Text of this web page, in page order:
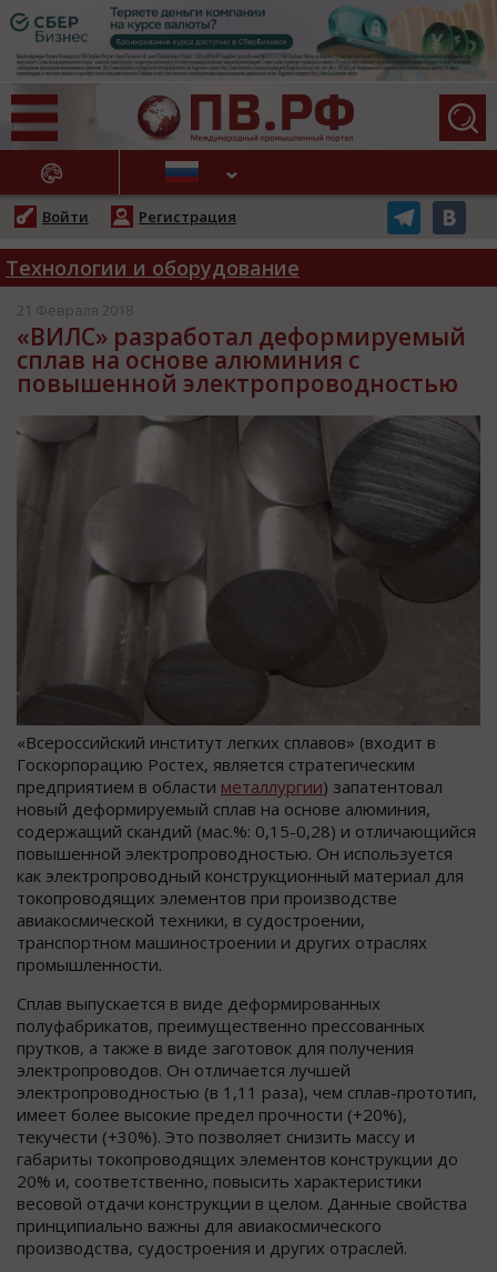
НОВОСТИ
Войти Регистрация
Технологии и оборудование
21 Февраля 2018
«ВИЛС» разработал деформируемый
сплав на основе алюминия с
повышенной электропроводностью
«Всероссийский институт легких сплавов» (входит в
Госкорпорацию Ростех, является стратегическим
предприятием в области металлургии) запатентовал
новый деформируемый сплав на основе алюминия,
содержащий скандий (мас.%: 0,15-0,28) и отличающийся
повышенной электропроводностью. Он используется
как электропроводный конструкционный материал для
токопроводящих элементов при производстве
авиакосмической техники, в судостроении,
транспортном машиностроении и других отраслях
промышленности.
Сплав выпускается в виде деформированных
полуфабрикатов, преимущественно прессованных
прутков, а также в виде заготовок для получения
электропроводов. Он отличается лучшей
электропроводностью (в 1,11 раза), чем сплав-прототип,
имеет более высокие предел прочности (+20%),
текучести (+30%). Это позволяет снизить массу и
габариты токопроводящих элементов конструкции до
20% и, соответственно, повысить характеристики
весовой отдачи конструкции в целом. Данные свойства
принципиально важны для авиакосмического
производства, судостроения и других отраслей.